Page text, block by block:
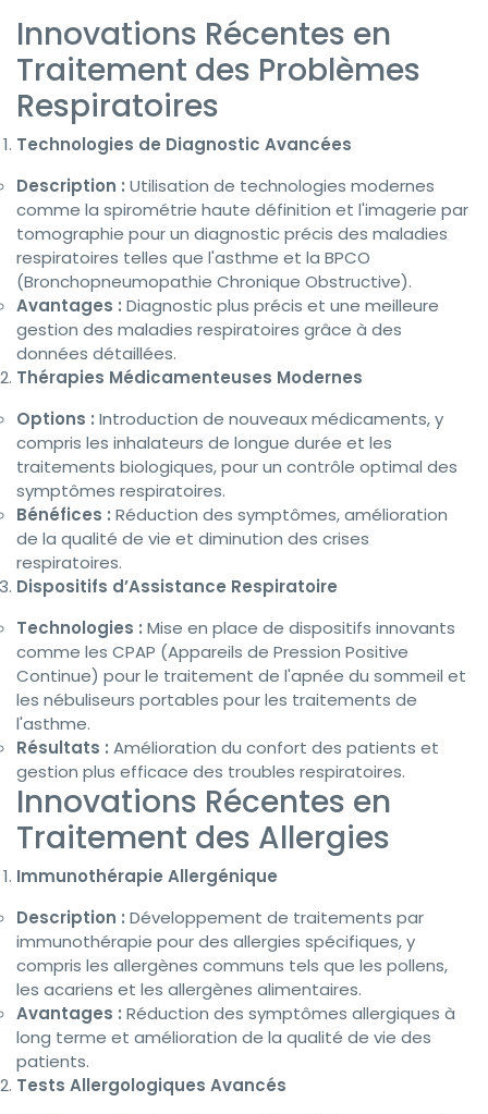
Innovations Récentes en
Traitement des Problèmes
Respiratoires
Technologies de Diagnostic Avancées
Description : Utilisation de technologies modernes
comme la spirométrie haute définition et l'imagerie par
tomographie pour un diagnostic précis des maladies
respiratoires telles que l'asthme et la BPCO
(Bronchopneumopathie Chronique Obstructive).
Avantages : Diagnostic plus précis et une meilleure
gestion des maladies respiratoires grâce à des
données détaillées.
Thérapies Médicamenteuses Modernes
Options : Introduction de nouveaux médicaments, y
compris les inhalateurs de longue durée et les
traitements biologiques, pour un contrôle optimal des
symptômes respiratoires.
Bénéfices : Réduction des symptômes, amélioration
de la qualité de vie et diminution des crises
respiratoires.
Dispositifs d’Assistance Respiratoire
Technologies : Mise en place de dispositifs innovants
comme les CPAP (Appareils de Pression Positive
Continue) pour le traitement de l'apnée du sommeil et
les nébuliseurs portables pour les traitements de
l'asthme.
Résultats : Amélioration du confort des patients et
gestion plus efficace des troubles respiratoires.
Innovations Récentes en
Traitement des Allergies
Immunothérapie Allergénique
Description : Développement de traitements par
immunothérapie pour des allergies spécifiques, y
compris les allergènes communs tels que les pollens,
les acariens et les allergènes alimentaires.
Avantages : Réduction des symptômes allergiques à
long terme et amélioration de la qualité de vie des
patients.
Tests Allergologiques Avancés